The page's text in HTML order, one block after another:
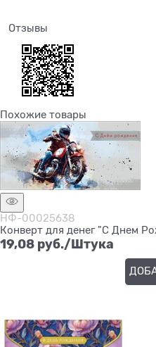
Отзывы
Похожие товары
НФ-00025638
Конверт для денег "С Днем
19,08 руб./Штука